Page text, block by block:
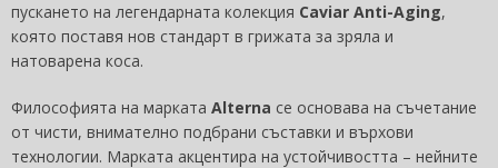
пускането на легендарната колекция Caviar Anti-Aging,
която поставя нов стандарт в грижата за зряла и
натоварена коса.
Философията на марката Alterna се основава на съчетание
от чисти, внимателно подбрани съставки и върхови
технологии. Марката акцентира на устойчивостта – нейните